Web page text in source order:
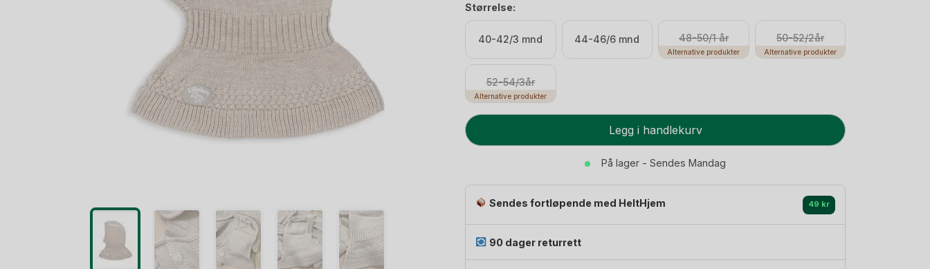
Størrelse:
40-42/3 mnd 44-46/6 mnd 48-50/1 år
Alternative produkter
50-52/2år
Alternative produkter
52-54/3år
Alternative produkter
Balaclava
Ull
Merino
Classic
antall
Legg i handlekurv
På lager - Sendes Mandag
Sendes fortløpende med HeltHjem 49 kr
90 dager returrett